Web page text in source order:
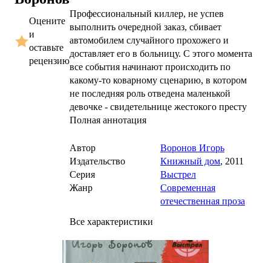
Оцените
и
оставьте
рецензию
Профессиональный киллер, не успев
выполнить очередной заказ, сбивает
автомобилем случайного прохожего и
доставляет его в больницу. С этого момента
все события начинают происходить по
какому-то коварному сценарию, в котором
не последняя роль отведена маленькой
девочке - свидетельнице жестокого престу
Полная аннотация
Автор
Воронов Игорь
Издательство
Книжный дом, 2011
Серия
Выстрел
Жанр
Современная
отечественная проза
Все характеристики